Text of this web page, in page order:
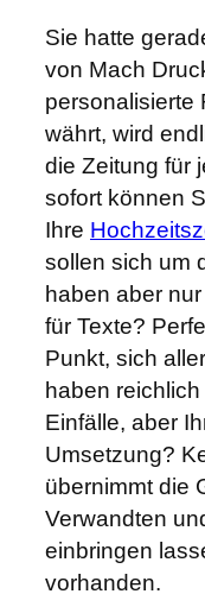
Sie hatte
von Mach
personalisierte
währt, wird
die Zeitung für
sofort können
Ihre
sollen sich um
haben aber
für Texte?
Punkt, sich
haben
Einfälle, aber
Umsetzung?
übernimmt die
Verwandten
einbringen
vorhanden.